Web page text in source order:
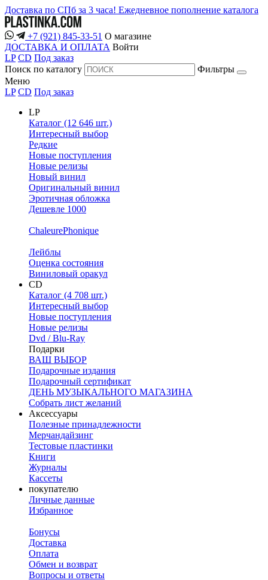
Доставка по СПб за 3 часа! Ежедневное пополнение каталога
+7 (921) 845-33-51 О магазине
ДОСТАВКА И ОПЛАТА Войти
LP CD Под заказ
Поиск по каталогу
Фильтры
Меню
LP CD Под заказ
LP
Каталог (12 646 шт.)
Интересный выбор
Редкие
Новые поступления
Новые релизы
Новый винил
Оригинальный винил
Эротичная обложка
Дешевле 1000
ChaleurePhonique
Лейблы
Оценка состояния
Виниловый оракул
CD
Каталог (4 708 шт.)
Интересный выбор
Новые поступления
Новые релизы
Dvd / Blu-Ray
Подарки
ВАШ ВЫБОР
Подарочные издания
Подарочный сертификат
ДЕНЬ МУЗЫКАЛЬНОГО МАГАЗИНА
Собрать лист желаний
Аксессуары
Полезные принадлежности
Мерчандайзинг
Тестовые пластинки
Книги
Журналы
Кассеты
покупателю
Личные данные
Избранное
Бонусы
Доставка
Оплата
Обмен и возврат
Вопросы и ответы